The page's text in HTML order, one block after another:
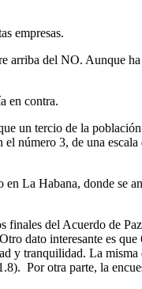
empresas.
arriba del NO. Aunque
en contra.
un tercio de la
número 3, de una
La Habana, donde se
finales del Acuerdo de
dato interesante es que
y tranquilidad. La misma
Por otra parte, la